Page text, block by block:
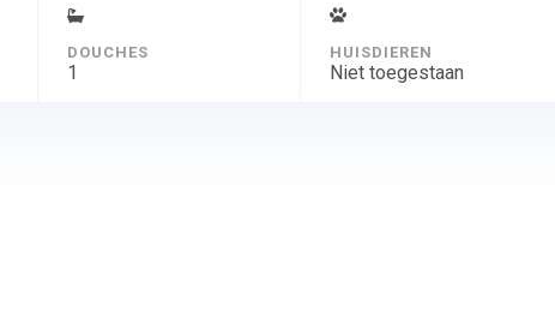
DOUCHES
1
HUISDIEREN
Niet toegestaan